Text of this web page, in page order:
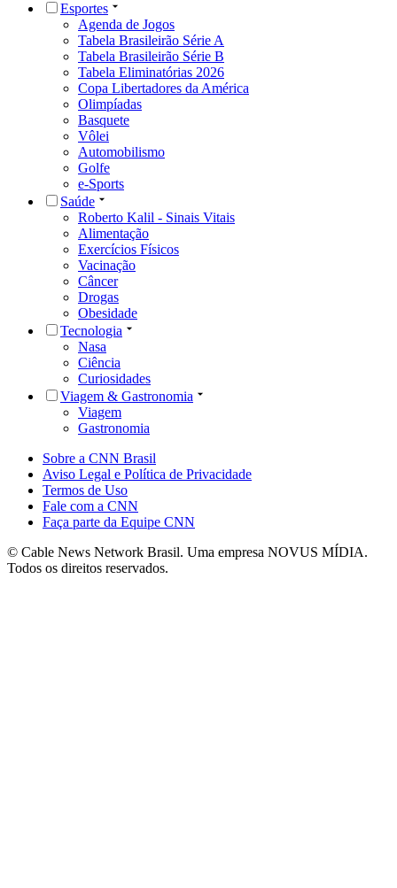
Esportes
Agenda de Jogos
Tabela Brasileirão Série A
Tabela Brasileirão Série B
Tabela Eliminatórias 2026
Copa Libertadores da América
Olimpíadas
Basquete
Vôlei
Automobilismo
Golfe
e-Sports
Saúde
Roberto Kalil - Sinais Vitais
Alimentação
Exercícios Físicos
Vacinação
Câncer
Drogas
Obesidade
Tecnologia
Nasa
Ciência
Curiosidades
Viagem & Gastronomia
Viagem
Gastronomia
Sobre a CNN Brasil
Aviso Legal e Política de Privacidade
Termos de Uso
Fale com a CNN
Faça parte da Equipe CNN
© Cable News Network Brasil. Uma empresa NOVUS MÍDIA.
Todos os direitos reservados.